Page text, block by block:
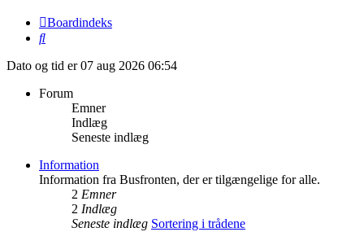
Boardindeks
Søg
Dato og tid er 07 aug 2026 06:54
Forum
Emner
Indlæg
Seneste indlæg
Information
Information fra Busfronten, der er tilgængelige for alle.
2 Emner
2 Indlæg
Seneste indlæg Sortering i trådene